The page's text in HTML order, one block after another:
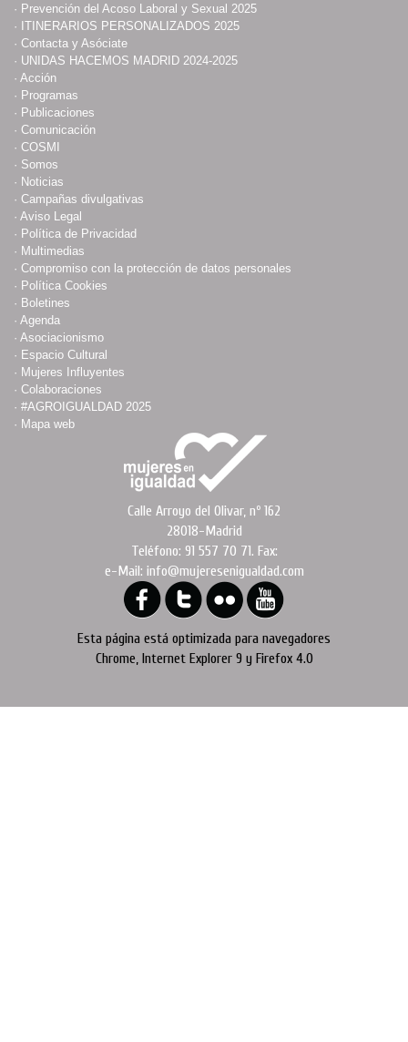
· Prevención del Acoso Laboral y Sexual 2025
· ITINERARIOS PERSONALIZADOS 2025
· Contacta y Asóciate
· UNIDAS HACEMOS MADRID 2024-2025
· Acción
· Programas
· Publicaciones
· Comunicación
· COSMI
· Somos
· Noticias
· Campañas divulgativas
· Aviso Legal
· Política de Privacidad
· Multimedias
· Compromiso con la protección de datos personales
· Política Cookies
· Boletines
· Agenda
· Asociacionismo
· Espacio Cultural
· Mujeres Influyentes
· Colaboraciones
· #AGROIGUALDAD 2025
· Mapa web
Calle Arroyo del Olivar, nº 162
28018-Madrid
Teléfono: 91 557 70 71. Fax:
e-Mail: info@mujeresenigualdad.com
Esta página está optimizada para navegadores
Chrome, Internet Explorer 9 y Firefox 4.0